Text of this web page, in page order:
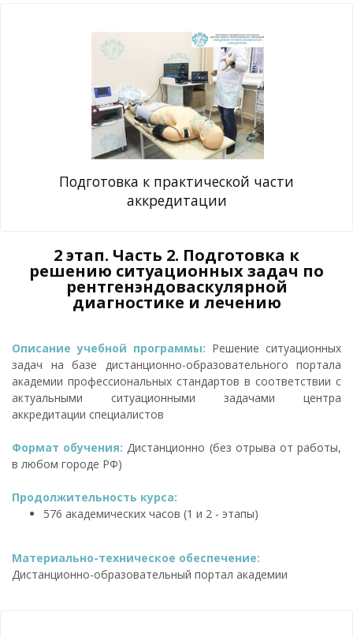
Подготовка к практической части
аккредитации
2 этап. Часть 2. Подготовка к
решению ситуационных задач по
рентгенэндоваскулярной
диагностике и лечению
Описание учебной программы: Решение ситуационных
задач на базе дистанционно-образовательного портала
академии профессиональных стандартов в соответствии с
актуальными ситуационными задачами центра
аккредитации специалистов
Формат обучения:Дистанционно (без отрыва от работы,
в любом городе РФ)
Продолжительность курса:
576 академических часов (1 и 2 - этапы)
Материально-техническое обеспечение:
Дистанционно-образовательный портал академии